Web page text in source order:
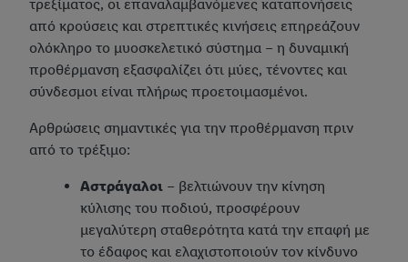
τρεξίματος, οι επαναλαμβανόμενες καταπονήσεις
από κρούσεις και στρεπτικές κινήσεις επηρεάζουν
ολόκληρο το μυοσκελετικό σύστημα – η δυναμική
προθέρμανση εξασφαλίζει ότι μύες, τένοντες και
σύνδεσμοι είναι πλήρως προετοιμασμένοι.
Αρθρώσεις σημαντικές για την προθέρμανση πριν
από το τρέξιμο:
Αστράγαλοι – βελτιώνουν την κίνηση
κύλισης του ποδιού, προσφέρουν
μεγαλύτερη σταθερότητα κατά την επαφή με
το έδαφος και ελαχιστοποιούν τον κίνδυνο